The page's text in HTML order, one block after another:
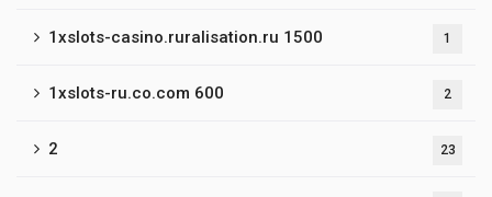
1xslots-casino.ruralisation.ru 1500 1
1xslots-ru.co.com 600 2
2 23